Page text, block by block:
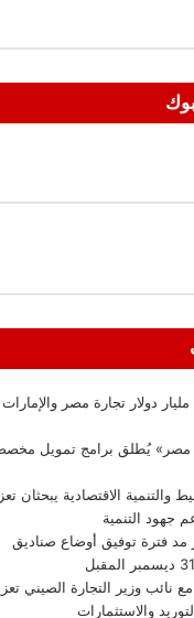
وزير الاستثمار: 9.68 مليار دولار تجارة مصر
مصر» يُطلق برامج تمويل
والتنمية الاقتصادية يبحثان
جهود التنمية
مد فترة توفيق أوضاع صناديق
نائب وزير التجارة الصيني
والاستثمارات